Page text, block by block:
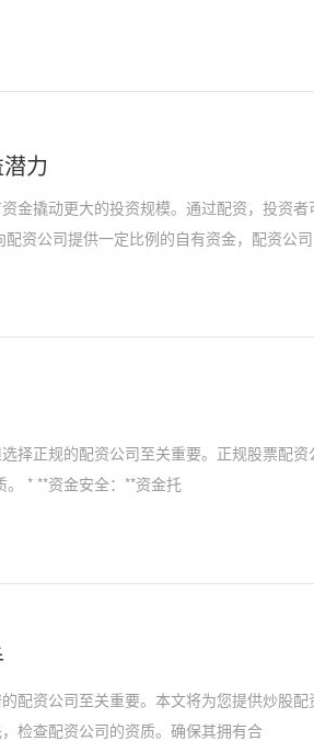
力
金撬动更大的投资规模。通过配资，投资者
资公司提供一定比例的自有资金，配资公司
择正规的配资公司至关重要。正规股票配资
* **资金安全：**资金托
配资公司至关重要。本文将为您提供炒股配
检查配资公司的资质。确保其拥有合